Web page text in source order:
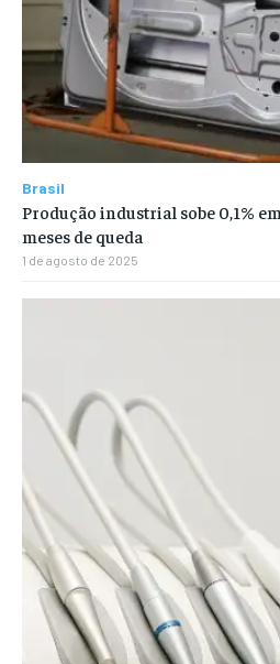
Brasil
Produção industrial sobe 0,1%
meses de queda
1 de agosto de 2025